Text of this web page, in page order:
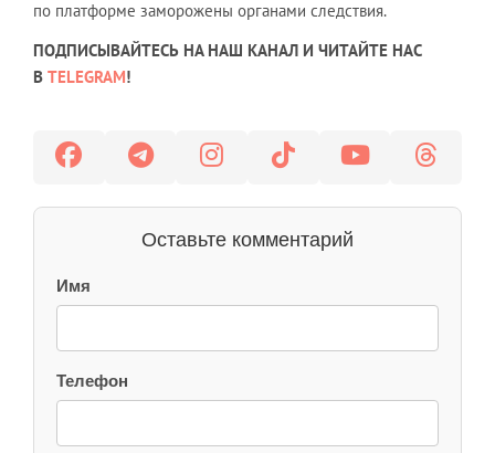
по платформе заморожены органами следствия.
ПОДПИСЫВАЙТЕСЬ НА НАШ КАНАЛ И ЧИТАЙТЕ НАС
В TELEGRAM!
Оставьте комментарий
Имя
Телефон